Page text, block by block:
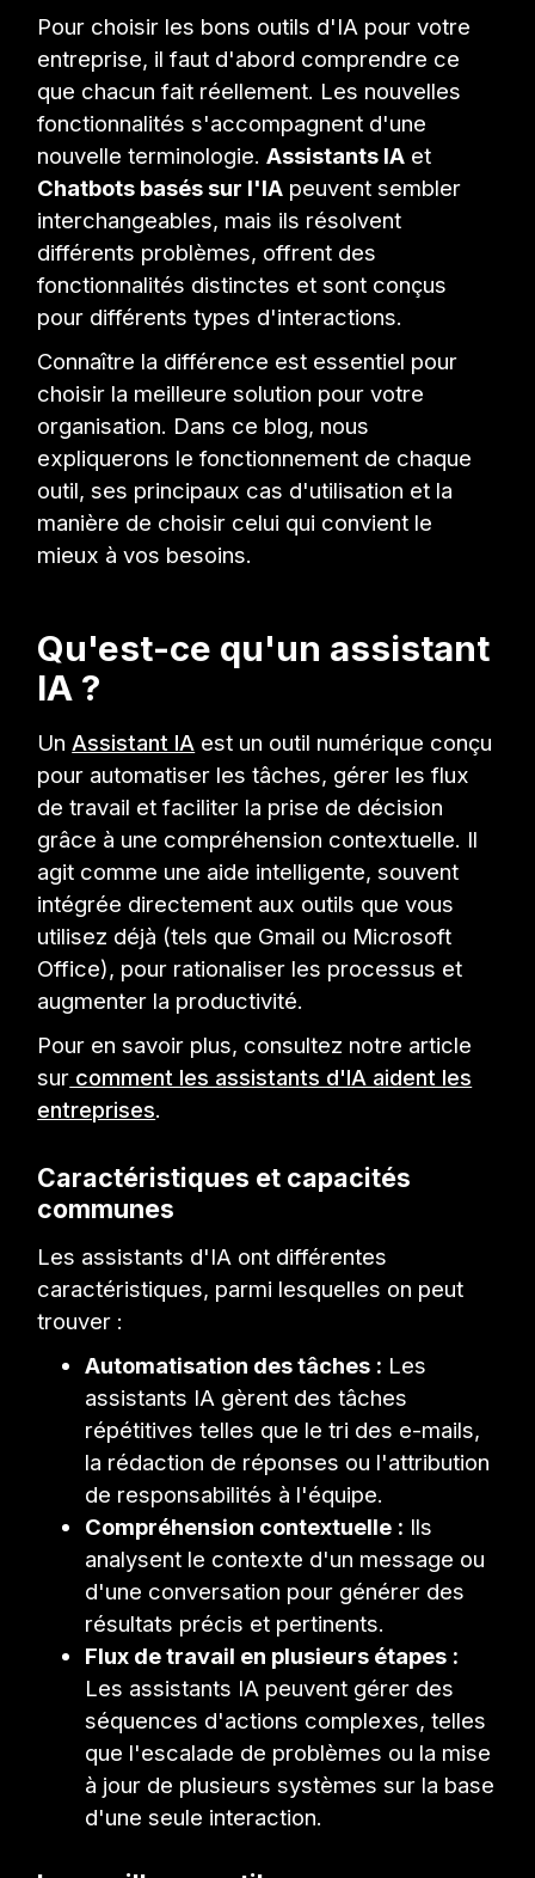
Pour choisir les bons outils d'IA pour votre
entreprise, il faut d'abord comprendre ce
que chacun fait réellement. Les nouvelles
fonctionnalités s'accompagnent d'une
nouvelle terminologie.Assistants IA et
Chatbots basés sur l'IA peuvent sembler
interchangeables, mais ils résolvent
différents problèmes, offrent des
fonctionnalités distinctes et sont conçus
pour différents types d'interactions.
Connaître la différence est essentiel pour
choisir la meilleure solution pour votre
organisation. Dans ce blog, nous
expliquerons le fonctionnement de chaque
outil, ses principaux cas d'utilisation et la
manière de choisir celui qui convient le
mieux à vos besoins.
Qu'est-ce qu'un assistant
IA ?
UnAssistant IA est un outil numérique conçu
pour automatiser les tâches, gérer les flux
de travail et faciliter la prise de décision
grâce à une compréhension contextuelle. Il
agit comme une aide intelligente, souvent
intégrée directement aux outils que vous
utilisez déjà (tels que Gmail ou Microsoft
Office), pour rationaliser les processus et
augmenter la productivité.
Pour en savoir plus, consultez notre article
sur comment les assistants d'IA aident les
entreprises.
Caractéristiques et capacités
communes
Les assistants d'IA ont différentes
caractéristiques, parmi lesquelles on peut
trouver :
Automatisation des tâches : Les
assistants IA gèrent des tâches
répétitives telles que le tri des e-mails,
la rédaction de réponses ou l'attribution
de responsabilités à l'équipe.
Compréhension contextuelle : Ils
analysent le contexte d'un message ou
d'une conversation pour générer des
résultats précis et pertinents.
Flux de travail en plusieurs étapes :
Les assistants IA peuvent gérer des
séquences d'actions complexes, telles
que l'escalade de problèmes ou la mise
à jour de plusieurs systèmes sur la base
d'une seule interaction.